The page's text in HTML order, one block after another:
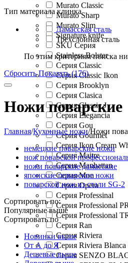
Murato Classic
Murato Sharp
Murato Slim
Signature knife
SKU Серия
Stainless Bolster
Серия Classic
Серия Classic Ikon
Серия Brooklyn
Серия Clasica
Серия Classic J
Серия Elegancia
Серия Gou
Серия Gourmet
Серия Ikon Cream
Серия Maitre
Серия Manhattan
Серия Mon
Серия Opera
Серия Professinal
Серия Professional PR
Серия Professional
Серия Ran
Серия Riviera
Серия Riviera Blanca
Серия SENZO
Тип материала клинка
Дамасская сталь
Трехслойная сталь
По этим критериям поиска
Сбросить Показать (176)
Ножи поварские
Главная/Кухонные ножи/Ножи
немецкие поварские ножи
нож поварской
ножи поварские дамасские
японские поварские ножи
поварской нож из стали SG-2
Сортировать по:
Популярные выше
Сортировать по
Новинки выше
От А до Я
Дешевые выше